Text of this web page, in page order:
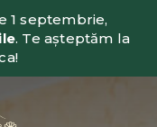
1 septembrie,
. Te așteptăm la